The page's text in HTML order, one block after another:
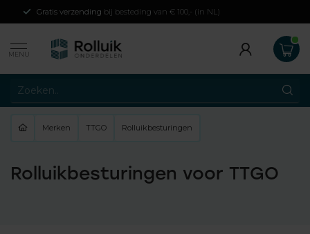
Gratis verzending bij besteding van € 100,- (in NL)
MENU
Merken TTGO Rolluikbesturingen
Rolluikbesturingen voor TTGO